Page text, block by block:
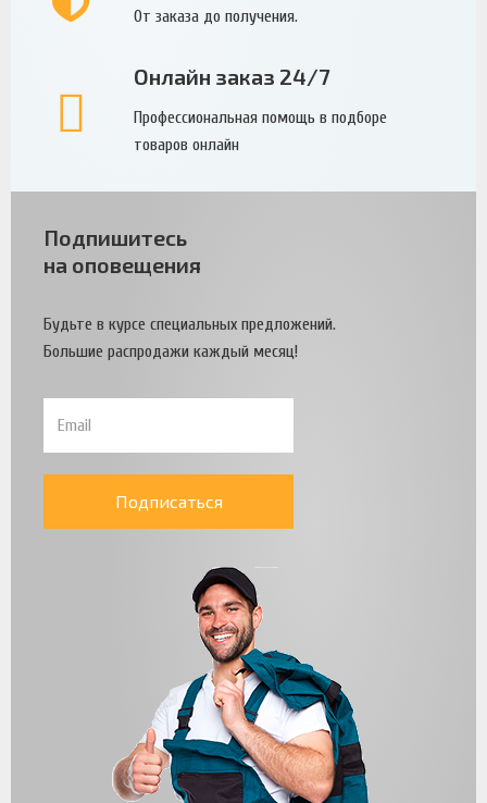
От заказа до получения.
Онлайн заказ 24/7
Профессиональная помощь в подборе
товаров онлайн
Подпишитесь
на оповещения
Будьте в курсе специальных предложений.
Большие распродажи каждый месяц!
Подписаться